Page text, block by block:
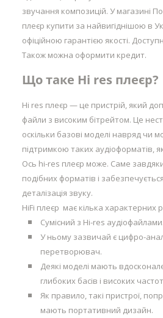
звучання композицій. У магазині
плеєр купити за найвигіднішою в
офіційною гарантією якості.
Також можна оформити кредит.
Що таке Hi res плеєр?
Hi res плеєр — це пристрій, який
файли з високим бітрейтом. Це
оскільки базові моделі навряд чи
підтримкою таких аудіоформатів, як
Ось hi-res плеєр може. Саме
подібних форматів і
деталізація звуку.
HiFi плеєр має кілька характерних
Сумісний з Hi-res аудіофайлами.
У ньому зазвичай є цифро-
перетворювач.
Деякі моделі мають
глибоких басів і високих
Як правило, такі пристрої,
мають портативний дизайн.